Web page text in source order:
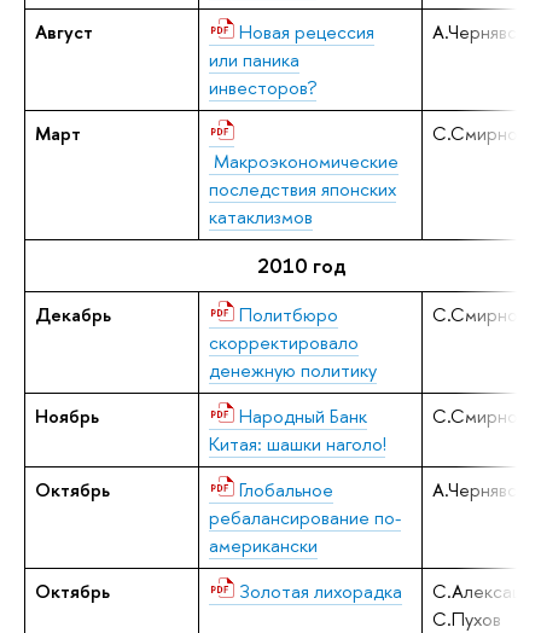
Август
Новая рецессия
или паника
инвесторов?
Март
Макроэкономические
последствия японских
катаклизмов
С.Смирнов
2010 год
Декабрь
Политбюро
скорректировало
денежную политику
С.Смирнов
Ноябрь
Народный Банк
Китая: шашки наголо!
С.Смирнов
Октябрь
Глобальное
ребалансирование по-
американски
Октябрь Золотая лихорадка
С.Пухов